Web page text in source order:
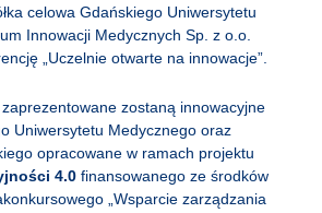
celowa Gdańskiego Uniwersytetu
Innowacji Medycznych Sp. z o.o.
„Uczelnie otwarte na innowacje”.
zostaną innowacyjne
Uniwersytetu Medycznego oraz
opracowane w ramach projektu
4.0 finansowanego ze środków
„Wsparcie zarządzania